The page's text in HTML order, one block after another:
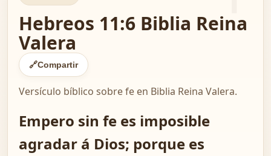
Hebreos 11:6 Biblia Reina
Valera
🔗Compartir
Versículo bíblico sobre fe en Biblia Reina Valera.
Empero sin fe es imposible
agradar á Dios; porque es